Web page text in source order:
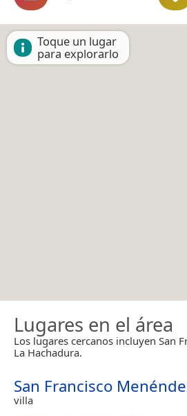
Toque un lugar
para explorarlo
Lugares en el área
Los lugares cercanos incluyen San
La Hachadura.
San Francisco
villa